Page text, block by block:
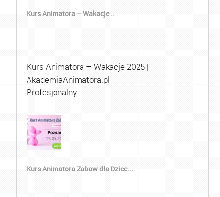
Kurs Animatora – Wakacje...
Kurs Animatora – Wakacje 2025 |
AkademiaAnimatora.pl
Profesjonalny …
Kurs Animatora Zabaw dla Dziec...